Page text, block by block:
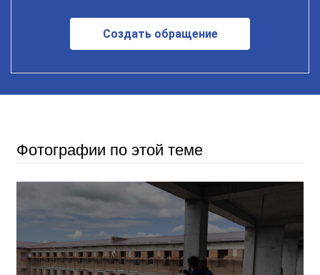
Создать обращение
Фотографии по этой теме